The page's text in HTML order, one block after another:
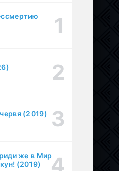
(2019)
же в Мир
(2019)